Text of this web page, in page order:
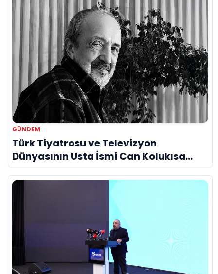
GÜNDEM
Türk Tiyatrosu ve Televizyon
Dünyasının Usta İsmi Can Kolukısa
Hayatını Kaybetti